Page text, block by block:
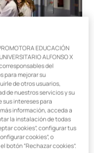
EDUCACIÓN
ALFONSO X
corresponsables del
para mejorar su
de otros usuarios,
de nuestros servicios y su
sus intereses para
información, acceda a
la instalación de todas
cookies”, configurar tus
cookies”, o
botón “Rechazar cookies”.